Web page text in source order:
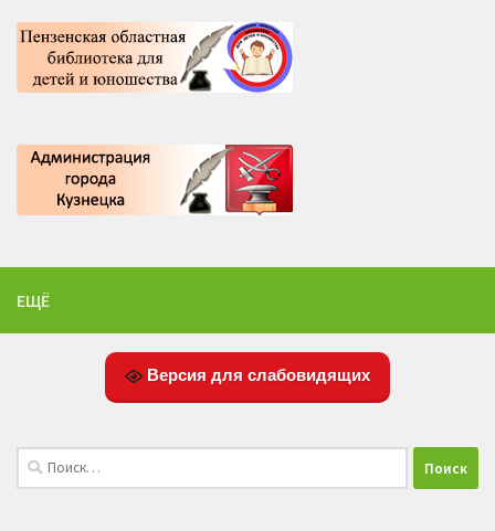
ЕЩЁ
Версия для слабовидящих
Найти: